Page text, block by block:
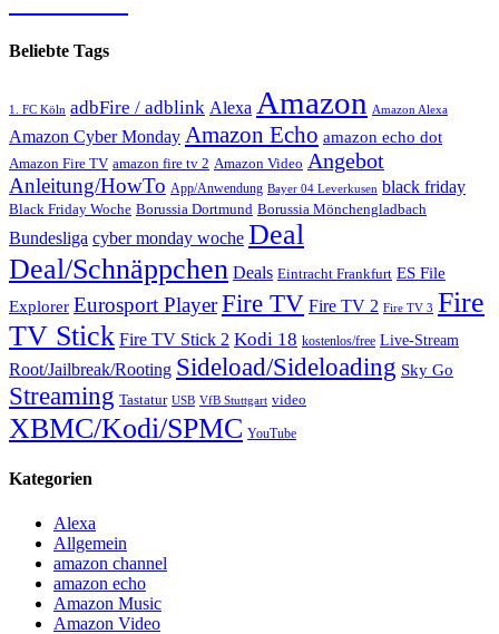
Beliebte Tags
1. FC Köln adbFire / adblink Alexa Amazon Amazon Alexa
Amazon Cyber Monday Amazon Echo amazon echo dot
Amazon Fire TV amazon fire tv 2 Amazon Video Angebot
Anleitung/HowTo App/Anwendung Bayer 04 Leverkusen black friday
Black Friday Woche Borussia Dortmund Borussia Mönchengladbach
Bundesliga cyber monday woche Deal
Deal/Schnäppchen Deals Eintracht Frankfurt ES File
Explorer Eurosport PlayerFire TV Fire TV 2 Fire TV 3 Fire
TV Stick Fire TV Stick 2 Kodi 18 kostenlos/free Live-Stream
Root/Jailbreak/Rooting Sideload/Sideloading Sky Go
Streaming Tastatur USB VfB Stuttgart video
XBMC/Kodi/SPMC YouTube
Kategorien
Alexa
Allgemein
amazon channel
amazon echo
Amazon Music
Amazon Video